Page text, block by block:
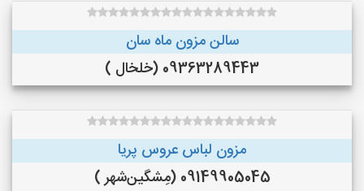
سالن مزون ماه سان
09363289443 (خلخال )
مزون لباس عروس پریا
09149905045 (مِشگین‌شهر )